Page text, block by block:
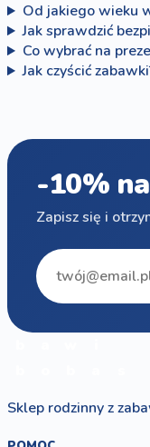
Od jakiego wieku
Jak sprawdzić
Co wybrać na
Jak czyścić
-10%
Zapisz się i
Sklep rodzinny z